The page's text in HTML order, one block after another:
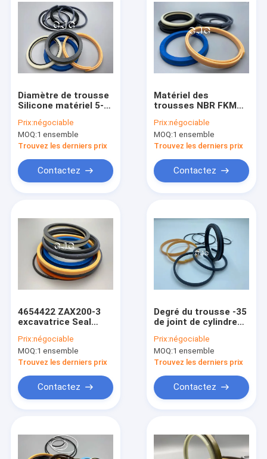
Produits
Le spectacle VR
À propos de nous
Nous contacter
Nouvelles
Le blog
Diamètre de trousse
Silicone matériel 5-
cylindre hydraulique
des biens 2590637
Prix:négociable
MOQ:1 ensemble
Trouvez les derniers prix
Contactez
Matériel des
trousses NBR FKM
hydraulique du
marché des
accessoires SK120-5
Prix:négociable
MOQ:1 ensemble
Trouvez les derniers prix
Contactez
4654422 ZAX200-3
excavatrice Seal
polyuréthane de
joints de cylindre de
l'hydraulique
Prix:négociable
MOQ:1 ensemble
Trouvez les derniers prix
Contactez
Degré du trousse -35
de joint de cylindre
4438684 avec la
résistance de la
température
Prix:négociable
MOQ:1 ensemble
Trouvez les derniers prix
Contactez